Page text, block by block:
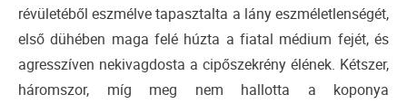
révületéből eszmélve tapasztalta a lány eszméletlenségét,
első dühében maga felé húzta a fiatal médium fejét, és
agresszíven nekivagdosta a cipőszekrény élének. Kétszer,
háromszor, míg meg nem hallotta a koponya